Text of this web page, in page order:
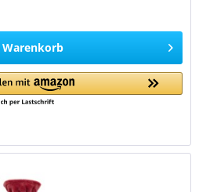
Warenkorb